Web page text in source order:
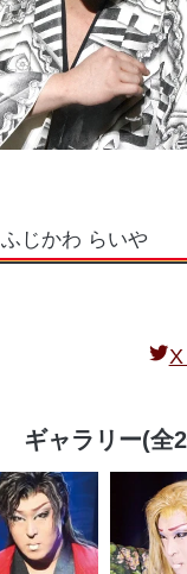
ふじかわ らいや
X
ギャラリー(全